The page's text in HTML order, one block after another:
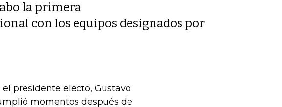
la primera
con los equipos designados por
presidente electo, Gustavo
momentos después de